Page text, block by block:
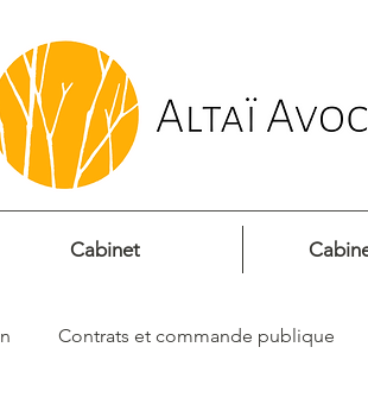
Cabinet
Contrats et commande publique